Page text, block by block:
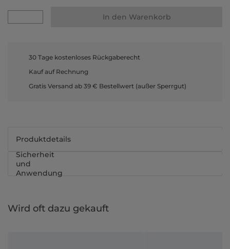
In den Warenkorb
30 Tage kostenloses Rückgaberecht
Kauf auf Rechnung
Gratis Versand ab 39 € Bestellwert (außer Sperrgut)
Produktdetails
Sicherheit
und
Anwendung
Wird oft dazu gekauft